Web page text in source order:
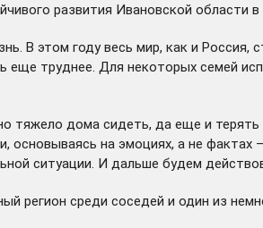
развития Ивановской области
В этом году весь мир, как и
труднее. Для некоторых семей
тяжело дома сидеть, да еще и
основываясь на эмоциях, а не
ситуации. И дальше будем
регион среди соседей и один из